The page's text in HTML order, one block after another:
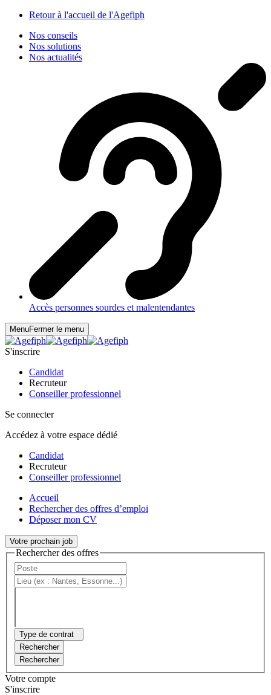
Retour à l'accueil de l'Agefiph
Nos conseils
Nos solutions
Nos actualités
Accès personnes sourdes et malentendantes
MenuFermer le menu
S'inscrire
Candidat
Recruteur
Conseiller professionnel
Se connecter
Accédez à votre espace dédié
Candidat
Recruteur
Conseiller professionnel
Accueil
Rechercher des offres d’emploi
Déposer mon CV
Votre prochain job
Rechercher des offres
Type de contrat
Rechercher
Rechercher
Votre compte
S'inscrire